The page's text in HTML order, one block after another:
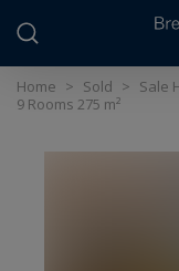
Home > Sold > Sale
9 Rooms 275 m²